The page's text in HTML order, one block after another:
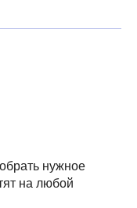
нужное
на любой